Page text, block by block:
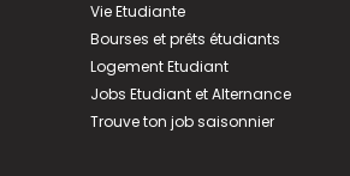
Vie Etudiante
Bourses et prêts étudiants
Logement Etudiant
Jobs Etudiant et Alternance
Trouve ton job saisonnier